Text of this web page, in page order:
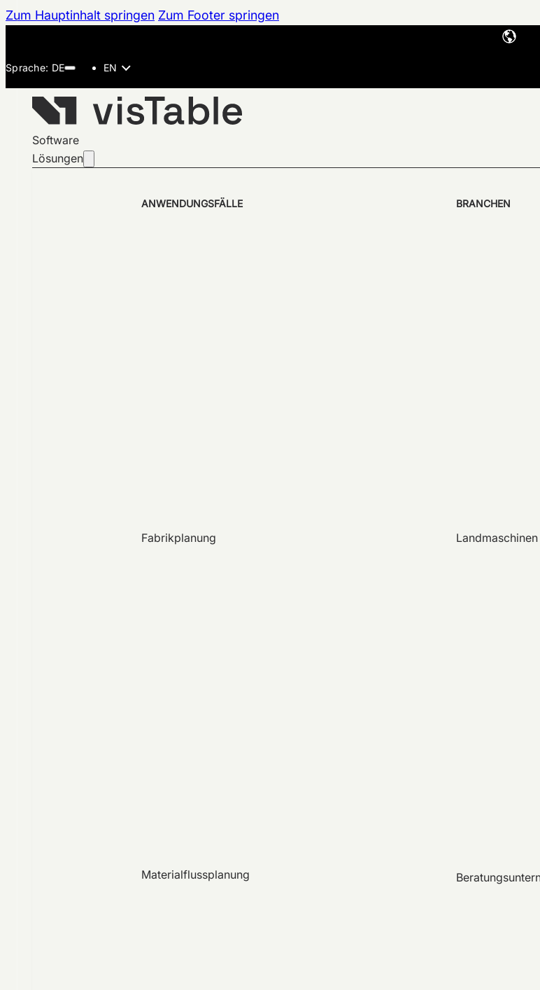
Zum Hauptinhalt springen Zum Footer springen
EN
Software
Lösungen
ANWENDUNGSFÄLLE
Fabrikplanung
Materialflussplanung
BRANCHEN